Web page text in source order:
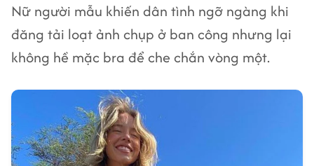
Nữ người mẫu khiến dân tình ngỡ ngàng khi
đăng tải loạt ảnh chụp ở ban công nhưng lại
không hề mặc bra để che chắn vòng một.